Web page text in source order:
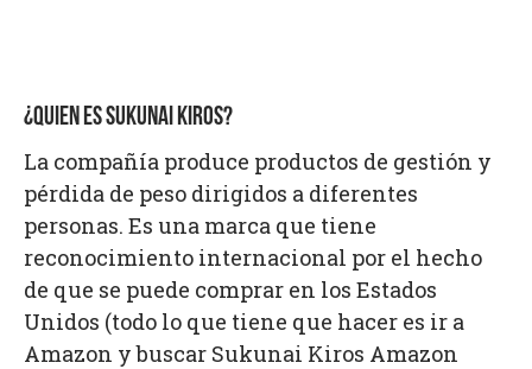
¿QUIEN ES SUKUNAI KIROS?
La compañía produce productos de gestión y
pérdida de peso dirigidos a diferentes
personas. Es una marca que tiene
reconocimiento internacional por el hecho
de que se puede comprar en los Estados
Unidos (todo lo que tiene que hacer es ir a
Amazon y buscar Sukunai Kiros Amazon